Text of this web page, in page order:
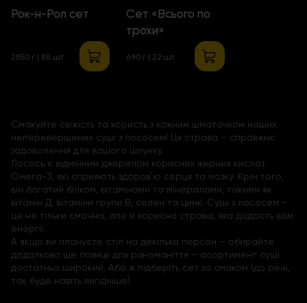
Рок-н-Рол сет
2850 г | 88 шт
Сет «Всього по
трохи»
690 г | 22 шт
Смакуйте свіжість та користь з кожним шматочком наших
неперевершених суші з лососем! Ця страва – справжнє
задоволення для вашого шлунку.
Лосось є відмінним джерелом корисних жирних кислот
Омега-3, які сприяють здоров'ю серця та мозку. Крім того,
він багатий білком, вітамінами та мінералами, такими як
вітамін Д, вітаміни групи В, селен та цинк. Суші з лососем –
це не тільки смачна, але й корисна страва, яка додасть вам
енергії.
А якщо ви плануєте стіл на декілька персон – обирайте
додатково ще позиції для різноманіття – асортимент суші
достатньо широкий. Або ж підберіть сет за смаком (до речі,
так буде навіть вигідніше).